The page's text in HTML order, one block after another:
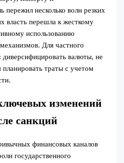
пережил несколько волн резких
власть перешла к жесткому
использованию
Для частного
диверсифицировать валюты, не
планировать траты с учетом
изменений
санкций
финансовых каналов
государственного